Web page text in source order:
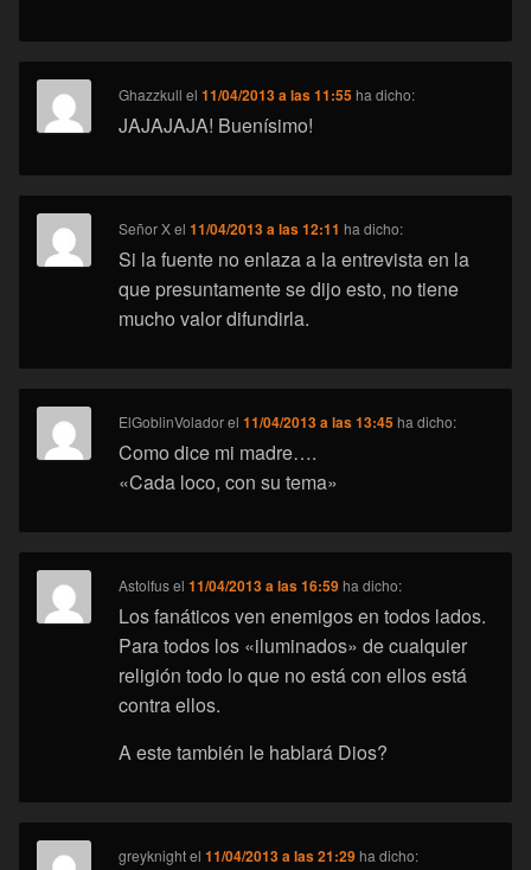
Ghazzkull el11/04/2013 a las 11:55 ha dicho:
JAJAJAJA! Buenísimo!
Señor Xel11/04/2013 a las 12:11 ha dicho:
Si la fuente no enlaza a la entrevista en la
que presuntamente se dijo esto, no tiene
mucho valor difundirla.
ElGoblinVoladorel11/04/2013 a las 13:45 ha dicho:
Como dice mi madre….
«Cada loco, con su tema»
Astolfusel11/04/2013 a las 16:59 ha dicho:
Los fanáticos ven enemigos en todos lados.
Para todos los «iluminados» de cualquier
religión todo lo que no está con ellos está
contra ellos.
A este también le hablará Dios?
greyknightel11/04/2013 a las 21:29 ha dicho: